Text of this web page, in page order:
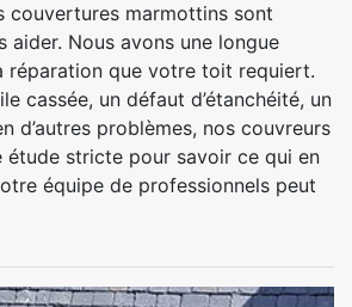
couvertures marmottins sont
aider. Nous avons une longue
réparation que votre toit requiert.
cassée, un défaut d’étanchéité, un
d’autres problèmes, nos couvreurs
étude stricte pour savoir ce qui en
équipe de professionnels peut